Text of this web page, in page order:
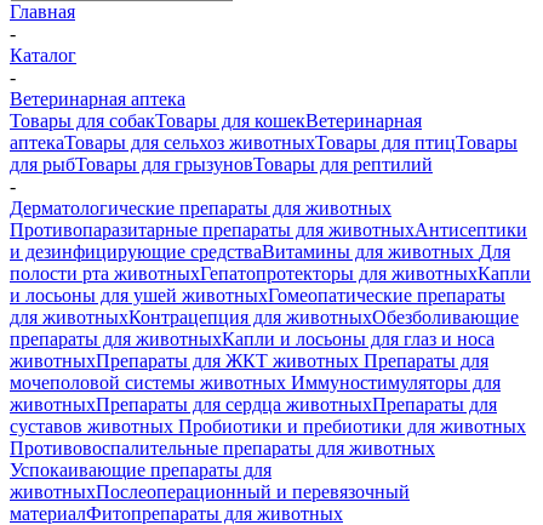
Главная
-
Каталог
-
Ветеринарная аптека
Товары для собакТовары для кошекВетеринарная
аптекаТовары для сельхоз животныхТовары для птицТовары
для рыбТовары для грызуновТовары для рептилий
-
Дерматологические препараты для животных
Противопаразитарные препараты для животныхАнтисептики
и дезинфицирующие средстваВитамины для животных Для
полости рта животныхГепатопротекторы для животныхКапли
и лосьоны для ушей животныхГомеопатические препараты
для животныхКонтрацепция для животныхОбезболивающие
препараты для животныхКапли и лосьоны для глаз и носа
животныхПрепараты для ЖКТ животных Препараты для
мочеполовой системы животных Иммуностимуляторы для
животныхПрепараты для сердца животныхПрепараты для
суставов животных Пробиотики и пребиотики для животных
Противовоспалительные препараты для животных
Успокаивающие препараты для
животныхПослеоперационный и перевязочный
материалФитопрепараты для животных